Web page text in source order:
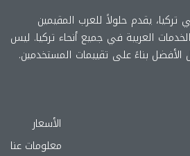
يقدم حلولاً للعرب المقيمين
العربية في جميع أنحاء تركيا. ليس
الأفضل بناءً على تقييمات المستخدمين.
الأسعار
معلومات عنا